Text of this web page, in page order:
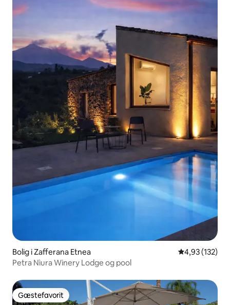
Bolig i Zafferana Etnea 4,93 ud af 5 i
4,93 (132)
Petra Nìura Winery Lodge og pool
Gæstefavorit
Gæstefavorit